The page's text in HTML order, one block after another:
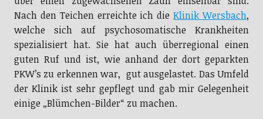
Nach den Teichen erreichte ich dieKlinik Wersbach,
welche sich auf psychosomatische Krankheiten
spezialisiert hat. Sie hat auch überregional einen
guten Ruf und ist, wie anhand der dort geparkten
PKW’s zu erkennen war, gut ausgelastet. Das Umfeld
der Klinik ist sehr gepflegt und gab mir Gelegenheit
einige „Blümchen-Bilder“ zu machen.